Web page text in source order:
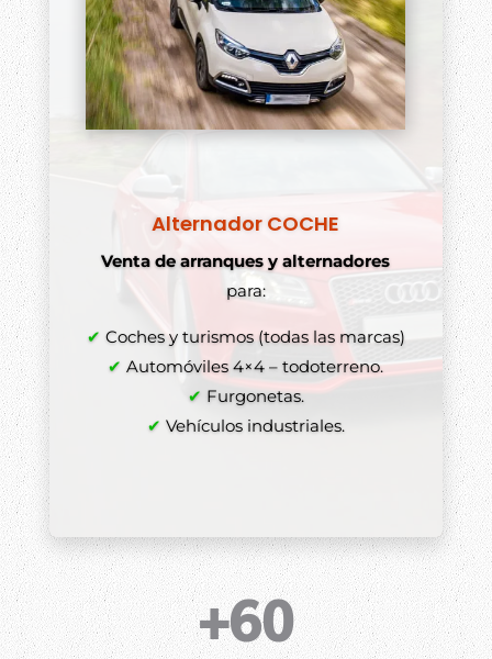
Alternador COCHE
Venta de arranques y alternadores
para:
✔ Coches y turismos (todas las marcas)
✔ Automóviles 4×4 – todoterreno.
✔ Furgonetas.
✔ Vehículos industriales.
+60